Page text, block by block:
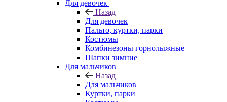
Для девочек
Назад
Для девочек
Пальто, куртки, парки
Костюмы
Комбинезоны горнолыжные
Шапки зимние
Для мальчиков
Назад
Для мальчиков
Куртки, парки